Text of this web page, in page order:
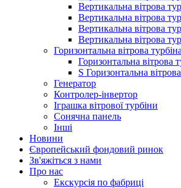
Вертикальна вітрова
Вертикальна вітрова
Вертикальна вітрова
Вертикальна вітрова
Горизонтальна вітрова турбіна
Горизонтальна вітрова
S Горизонтальна
Генератор
Контролер-інвертор
Іграшка вітрової турбіни
Сонячна панель
Інші
Новини
Європейський фондовий ринок
Зв'яжіться з нами
Про нас
Екскурсія по фабриці